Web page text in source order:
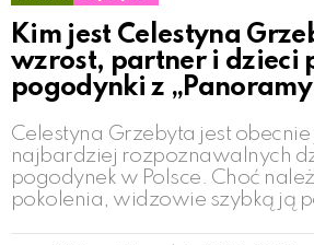
Kim jest Celestyna
wzrost, partner i dzieci
pogodynki z
Celestyna Grzebyta jest obecnie
najbardziej rozpoznawalnych
pogodynek w Polsce. Choć
pokolenia, widzowie szybką ją